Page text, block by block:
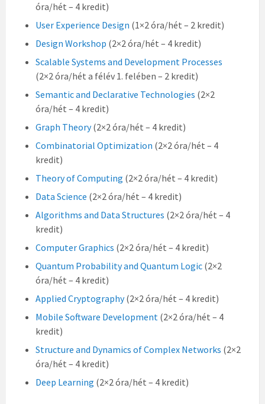
óra/hét – 4 kredit)
User Experience Design (1×2 óra/hét – 2 kredit)
Design Workshop (2×2 óra/hét – 4 kredit)
Scalable Systems and Development Processes
(2×2 óra/hét a félév 1. felében – 2 kredit)
Semantic and Declarative Technologies (2×2
óra/hét – 4 kredit)
Graph Theory(2×2 óra/hét – 4 kredit)
Combinatorial Optimization (2×2 óra/hét – 4
kredit)
Theory of Computing (2×2 óra/hét – 4 kredit)
Data Science (2×2 óra/hét – 4 kredit)
Algorithms and Data Structures (2×2 óra/hét – 4
kredit)
Computer Graphics (2×2 óra/hét – 4 kredit)
Quantum Probability and Quantum Logic (2×2
óra/hét – 4 kredit)
Applied Cryptography(2×2 óra/hét – 4 kredit)
Mobile Software Development (2×2 óra/hét – 4
kredit)
Structure and Dynamics of Complex Networks (2×2
óra/hét – 4 kredit)
Deep Learning (2×2 óra/hét – 4 kredit)